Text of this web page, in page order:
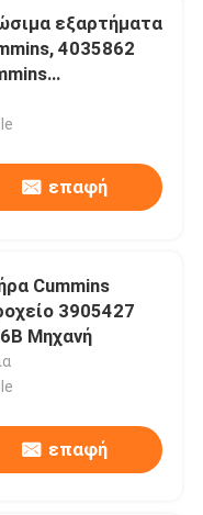
εξαρτήματα
4035862
επαφή
Cummins
3905427
Μηχανή
επαφή